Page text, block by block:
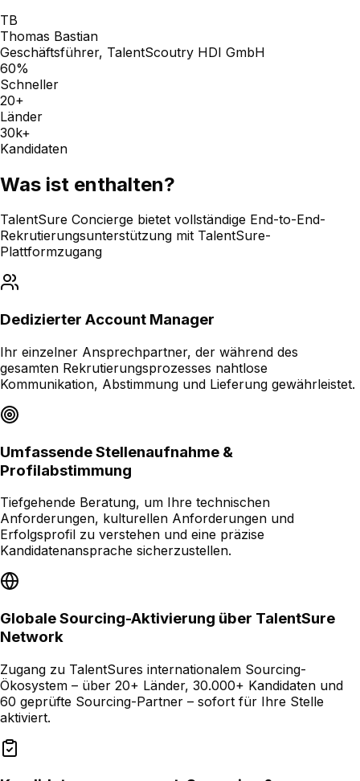
TB
Thomas Bastian
Geschäftsführer, TalentScoutry HDI GmbH
60%
Schneller
20+
Länder
30k+
Kandidaten
Was ist enthalten?
TalentSure Concierge bietet vollständige End-to-End-
Rekrutierungsunterstützung mit TalentSure-
Plattformzugang
Dedizierter Account Manager
Ihr einzelner Ansprechpartner, der während des
gesamten Rekrutierungsprozesses nahtlose
Kommunikation, Abstimmung und Lieferung gewährleistet.
Umfassende Stellenaufnahme &
Profilabstimmung
Tiefgehende Beratung, um Ihre technischen
Anforderungen, kulturellen Anforderungen und
Erfolgsprofil zu verstehen und eine präzise
Kandidatenansprache sicherzustellen.
Globale Sourcing-Aktivierung über TalentSure
Network
Zugang zu TalentSures internationalem Sourcing-
Ökosystem – über 20+ Länder, 30.000+ Kandidaten und
60 geprüfte Sourcing-Partner – sofort für Ihre Stelle
aktiviert.